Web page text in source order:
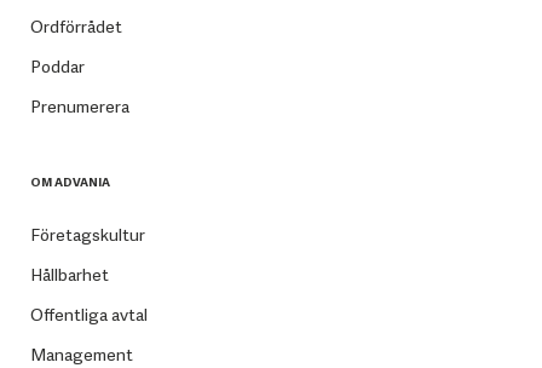
Ordförrådet
Poddar
Prenumerera
OM ADVANIA
Företagskultur
Hållbarhet
Offentliga avtal
Management